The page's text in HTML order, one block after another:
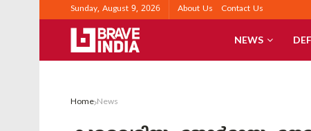
Sunday, August 9, 2026 About Us Contact Us
NEWS
Home News